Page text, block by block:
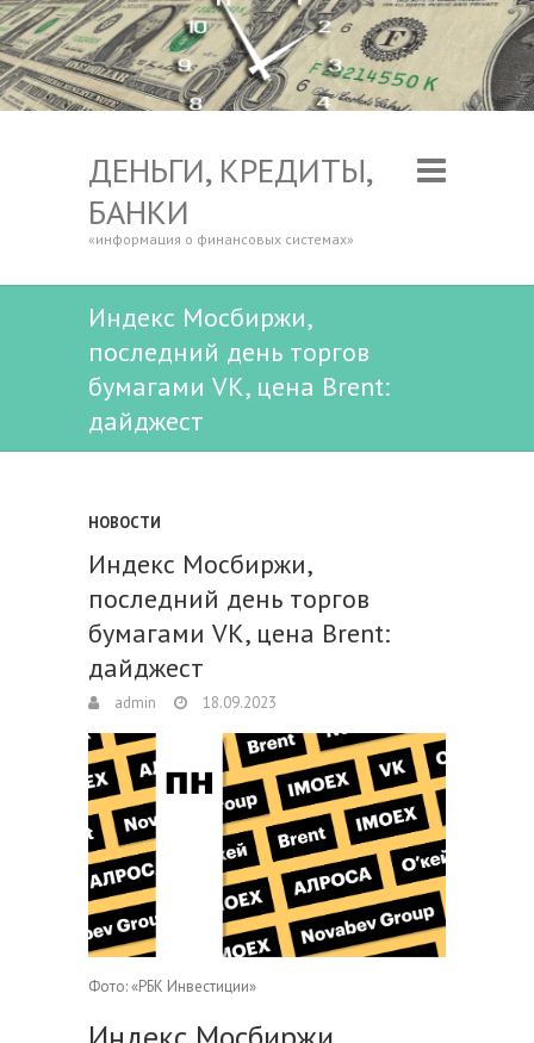
ДЕНЬГИ, КРЕДИТЫ,
БАНКИ
«информация о финансовых системах»
Индекс Мосбиржи,
последний день торгов
бумагами VK, цена Brent:
дайджест
НОВОСТИ
Индекс Мосбиржи,
последний день торгов
бумагами VK, цена Brent:
дайджест
admin 18.09.2023
Фото: «РБК Инвестиции»